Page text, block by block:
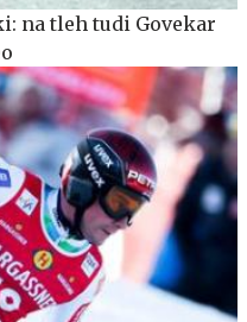
na tleh tudi Govekar